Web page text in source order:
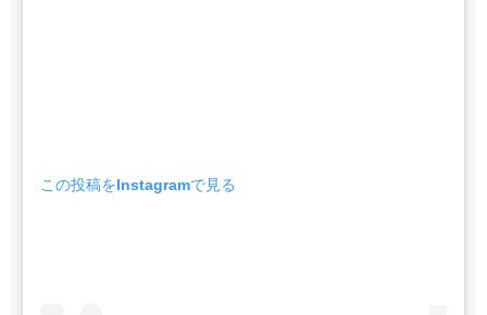
この投稿をInstagramで見る